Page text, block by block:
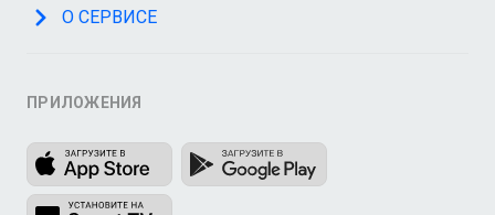
О СЕРВИСЕ
ПРИЛОЖЕНИЯ